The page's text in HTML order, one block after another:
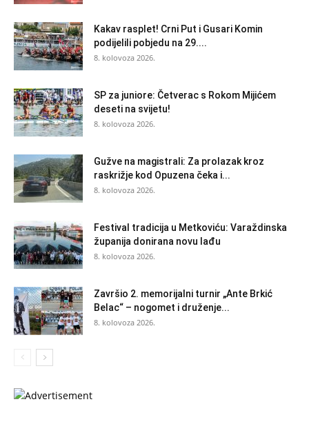
Kakav rasplet! Crni Put i Gusari Komin
podijelili pobjedu na 29....
8. kolovoza 2026.
SP za juniore: Četverac s Rokom Mijićem
deseti na svijetu!
8. kolovoza 2026.
Gužve na magistrali: Za prolazak kroz
raskrižje kod Opuzena čeka i...
8. kolovoza 2026.
Festival tradicija u Metkoviću: Varaždinska
županija donirana novu lađu
8. kolovoza 2026.
Završio 2. memorijalni turnir „Ante Brkić
Belac“ – nogomet i druženje...
8. kolovoza 2026.